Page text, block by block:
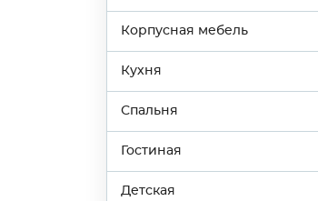
Корпусная мебель
Кухня
Спальня
Гостиная
Детская